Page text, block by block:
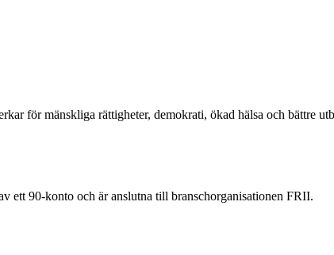
för mänskliga rättigheter, demokrati, ökad hälsa och bättre
ett 90-konto och är anslutna till branschorganisationen FRII.